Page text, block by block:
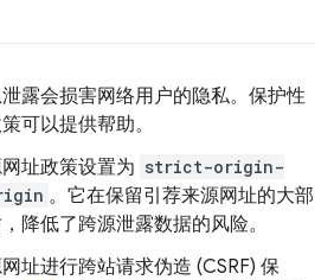
露会损害网络用户的隐私。保护性
可以提供帮助。
址政策设置为 strict-origin-
。它在保留引荐来源网址的大部
降低了跨源泄露数据的风险。
址进行跨站请求伪造 (CSRF) 保